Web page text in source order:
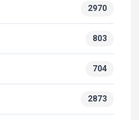
2970
803
704
2873